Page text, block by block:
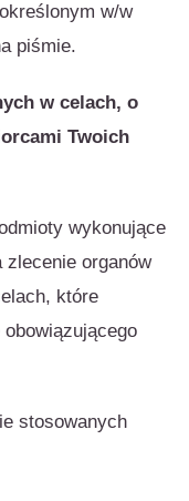
w/w
piśmie.
w celach, o
Twoich
wykonujące
zlecenie organów
które
stosowanych